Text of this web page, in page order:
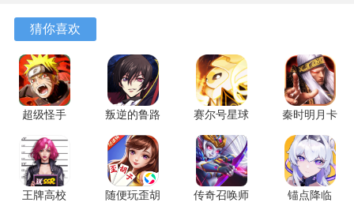
阵容特性：高输出快速推关
蟠龙提供破甲效果，还能阻止日标复活，虎蛟可以对目标造
成群体伤害和冰冻控制，毕方在可提供大量输出的同时还是
能使得目标无法释放技能，天狗和钩蛇群体爆发输出，再加
上九婴可以提供治疗和免死效果，阵容爆发不可小觑，前提
推图效果极佳。
猜你喜欢
超级怪手
叛逆的鲁路
修 1.0.3 安
卓版
赛尔号星球
大战gm版
7.1 免费版
秦时明月卡
牌版0.1折
版 8.0.0 最
新版
王牌高校
随便玩歪胡
传奇召唤师
锚点降临